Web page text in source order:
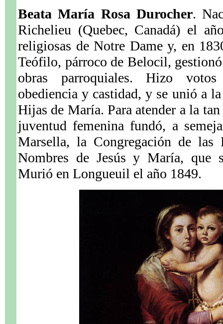
Beata María Rosa Durocher.
Richelieu (Quebec, Canadá) el
religiosas de Notre Dame y, en
Teófilo, párroco de Belocil,
obras parroquiales. Hizo
obediencia y castidad, y se unió a
Hijas de María. Para atender a la
juventud femenina fundó, a
Marsella, la Congregación de las
Nombres de Jesús y María, que
Murió en Longueuil el año 1849.